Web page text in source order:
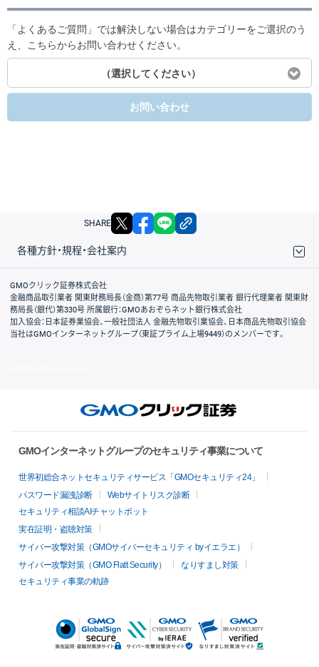
「よくあるご質問」では解決しない場合はカテゴリーをご選択のう
え、こちらからお問い合わせください。
（選択してください）
お問い合わせ
SHARE X facebook
各種方針・規程・会社案内
取引規程・約款
サイトマップ
その他のご案内
個人情報保護方針
最良執行方針
サイトのご利用について
ディスクレイマー
信託保全
リスク説明
会社案内
GMOクリック証券株式会社
金融商品取引業者 関東財務局長（金商）第77号 商品先物取引業者 銀行代理業者 関東財
務局長（銀代）第330号 所属銀行：GMOあおぞらネット銀行株式会社
加入協会：日本証券業協会、一般社団法人 金融先物取引業協会、日本商品先物取引協会
当社はGMOインターネットグループ（東証プライム上場9449）のメンバーです。
GMOインターネットグループのセキュリティ事業について
世界初総合ネットセキュリティサービス「GMOセキュリティ24」
パスワード漏洩診断
Webサイトリスク診断
セキュリティ相談AIチャットボット
実在証明・盗聴対策
サイバー攻撃対策（GMOサイバーセキュリティ byイエラエ）
サイバー攻撃対策（GMO Flatt Security）
なりすまし対策
セキュリティ事業の軌跡